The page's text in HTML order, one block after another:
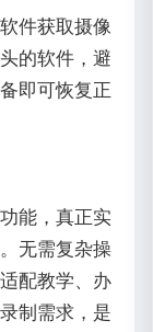
件获取摄像
的软件，避
即可恢复正
能，真正实
。无需复杂操
配教学、办
制需求，是